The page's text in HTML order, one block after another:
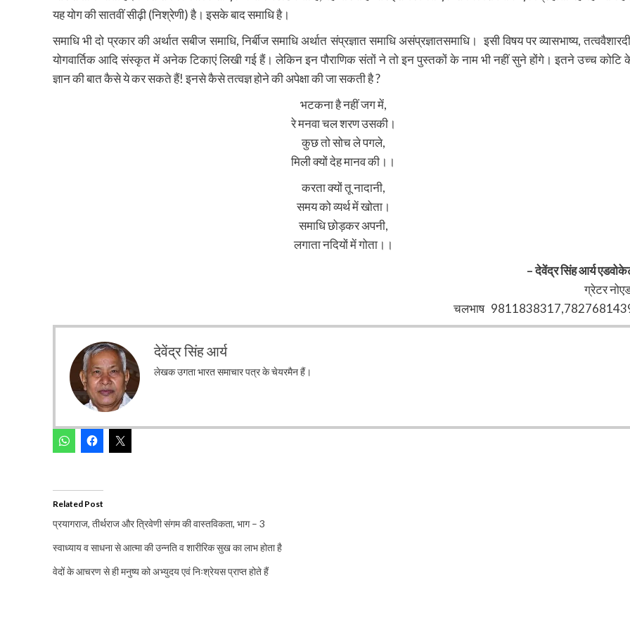
यह योग की सातवीं सीढ़ी (निश्रेणी) है। इसके बाद समाधि है।
समाधि भी दो प्रकार की अर्थात सबीज समाधि, निर्बीज समाधि अर्थात संप्रज्ञात समाधि असंप्रज्ञातसमाधि। ‌ इसी विषय पर व्यासभाष्य,
योगवार्तिक आदि संस्कृत में अनेक टिकाएं लिखी गई हैं। लेकिन इन पौराणिक संतों ने तो इन पुस्तकों के नाम भी नहीं सुने होंगे। इतने उच्च कोटि
ज्ञान की बात कैसे ये कर सकते हैं! इनसे कैसे तत्वज्ञ होने की अपेक्षा की जा सकती है ?
भटकना है नहीं जग में,
रे मनवा चल शरण उसकी।
कुछ तो सोच ले पगले,
मिली क्यों देह मानव की।।
करता क्यों तू नादानी,
समय को व्यर्थ में खोता।
समाधि छोड़कर अपनी,
लगाता नदियों में गोता।।
– देवेंद्र सिंह आर्य
ग्रेटर
‌चलभाष
देवेंद्र सिंह आर्य
लेखक उगता भारत समाचार पत्र के चेयरमैन हैं।
Related Post
प्रयागराज, तीर्थराज और त्रिवेणी संगम की वास्तविकता, भाग – 3
स्वाध्याय व साधना से आत्मा की उन्नति व शारीरिक सुख का लाभ होता है
वेदों के आचरण से ही मनुष्य को अभ्युदय एवं निःश्रेयस प्राप्त होते हैं